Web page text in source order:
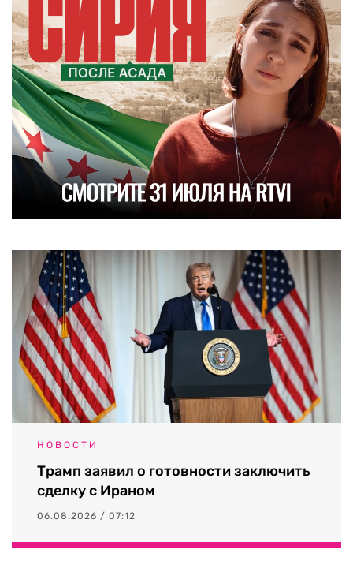
НОВОСТИ
Трамп заявил о готовности заключить
сделку с Ираном
06.08.2026 / 07:12